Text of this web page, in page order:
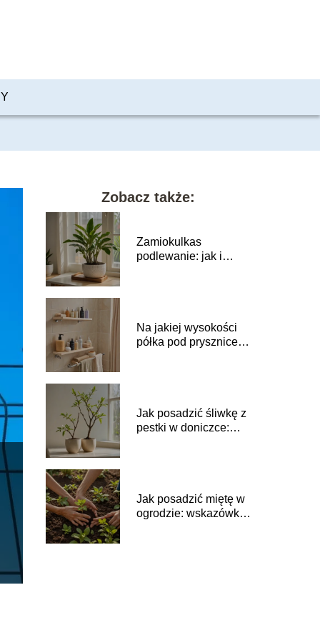
Zobacz także:
Zamiokulkas
podlewanie: jak i
Na jakiej wysokości
półka pod prysznicem:
Jak posadzić śliwkę z
pestki w doniczce:
Jak posadzić miętę w
ogrodzie: wskazówki